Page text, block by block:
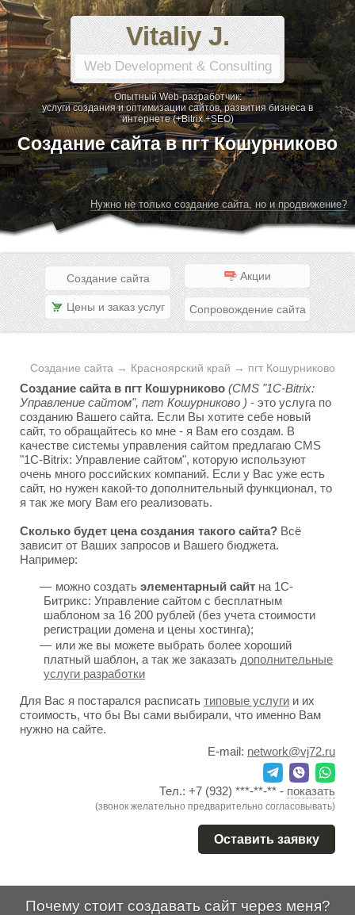
Vitaliy J.
Web Development & Consulting
Опытный Web-разработчик:
услуги создания и оптимизации сайтов, развития бизнеса в
интернете (+Bitrix +SEO)
Создание сайта в пгт Кошурниково
Нужно не только создание сайта, но и продвижение?
Создание сайта Акции
Цены и заказ услуг Сопровождение сайта
Создание сайта → Красноярский край → пгт Кошурниково
Создание сайта в пгт Кошурниково (CMS "1C-Bitrix:
Управление сайтом", пгт Кошурниково ) - это услуга по
созданию Вашего сайта. Если Вы хотите себе новый
сайт, то обращайтесь ко мне - я Вам его создам. В
качестве системы управления сайтом предлагаю CMS
"1C-Bitrix: Управление сайтом", которую используют
очень много российских компаний. Если у Вас уже есть
сайт, но нужен какой-то дополнительный функционал, то
я так же могу Вам его реализовать.
Сколько будет цена создания такого сайта? Всё
зависит от Ваших запросов и Вашего бюджета.
Например:
можно создать элементарный сайт на 1С-
Битрикс: Управление сайтом с бесплатным
шаблоном за 16 200 рублей (без учета стоимости
регистрации домена и цены хостинга);
или же вы можете выбрать более хороший
платный шаблон, а так же заказать дополнительные
услуги разработки
Для Вас я постарался расписать типовые услуги и их
стоимость, что бы Вы сами выбирали, что именно Вам
нужно на сайте.
E-mail: network@vj72.ru
Тел.: +7 (932) ***-**-** - показать
(звонок желательно предварительно согласовывать)
Оставить заявку
Почему стоит создавать сайт через меня?